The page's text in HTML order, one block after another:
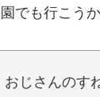
でも行こう
おじさんの